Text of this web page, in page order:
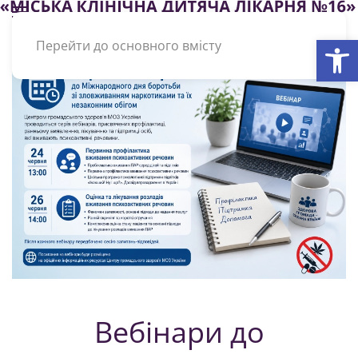
Перейти до основного вмісту
Вебінари до